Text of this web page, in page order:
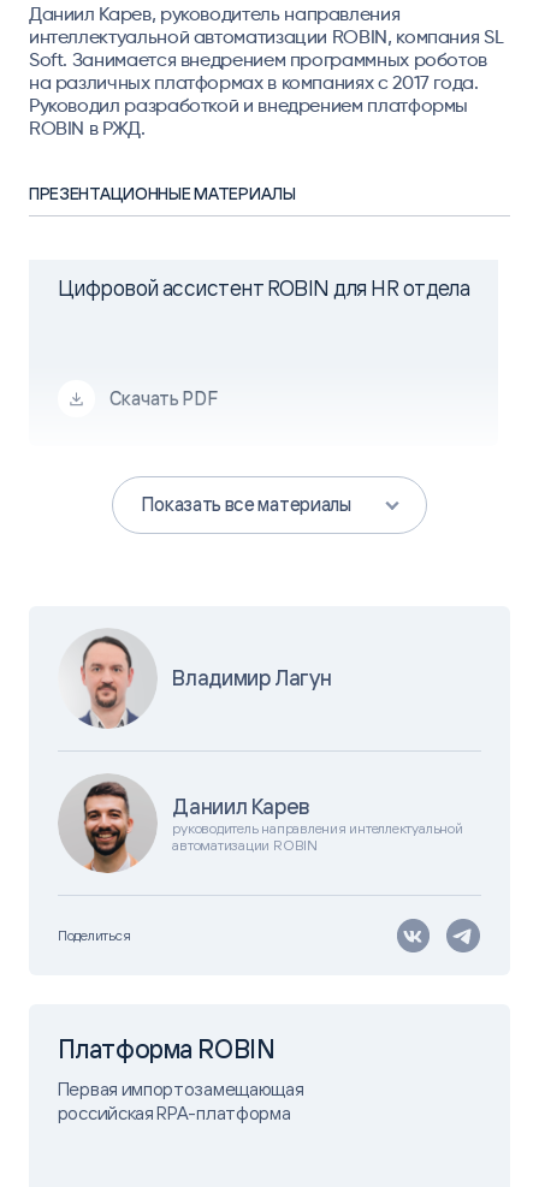
Владимир Лагун
Даниил Карев
руководитель направления интеллектуальной
автоматизации ROBIN
Поделиться
Даниил Карев, руководитель направления
интеллектуальной автоматизации ROBIN, компания SL
Soft. Занимается внедрением программных роботов
на различных платформах в компаниях с 2017 года.
Руководил разработкой и внедрением платформы
ROBIN в РЖД.
ПРЕЗЕНТАЦИОННЫЕ МАТЕРИАЛЫ
Цифровой ассистент ROBIN для НR отдела
Скачать PDF
Показать все материалы
Платформа ROBIN
Первая импортозамещающая
российская RPA-платформа